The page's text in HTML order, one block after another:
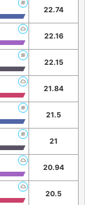
22.74
22.16
22.15
21.84
21.5
21
20.94
20.5